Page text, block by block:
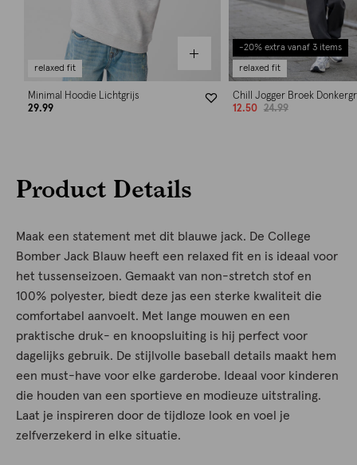
relaxed fit
Minimal Hoodie Lichtgrijs
29.99
-20% extra vanaf 3 items
relaxed fit
Chill Jogger Broek
12.50
24.99
Product Details
Maak een statement met dit blauwe jack. De College
Bomber Jack Blauw heeft een relaxed fit en is ideaal voor
het tussenseizoen. Gemaakt van non-stretch stof en
100% polyester, biedt deze jas een sterke kwaliteit die
comfortabel aanvoelt. Met lange mouwen en een
praktische druk- en knoopsluiting is hij perfect voor
dagelijks gebruik. De stijlvolle baseball details maakt hem
een must-have voor elke garderobe. Ideaal voor kinderen
die houden van een sportieve en modieuze uitstraling.
Laat je inspireren door de tijdloze look en voel je
zelfverzekerd in elke situatie.